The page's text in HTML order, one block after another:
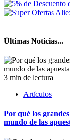
Últimas Noticias...
3 min de lectura
Artículos
Por qué los
mundo de las